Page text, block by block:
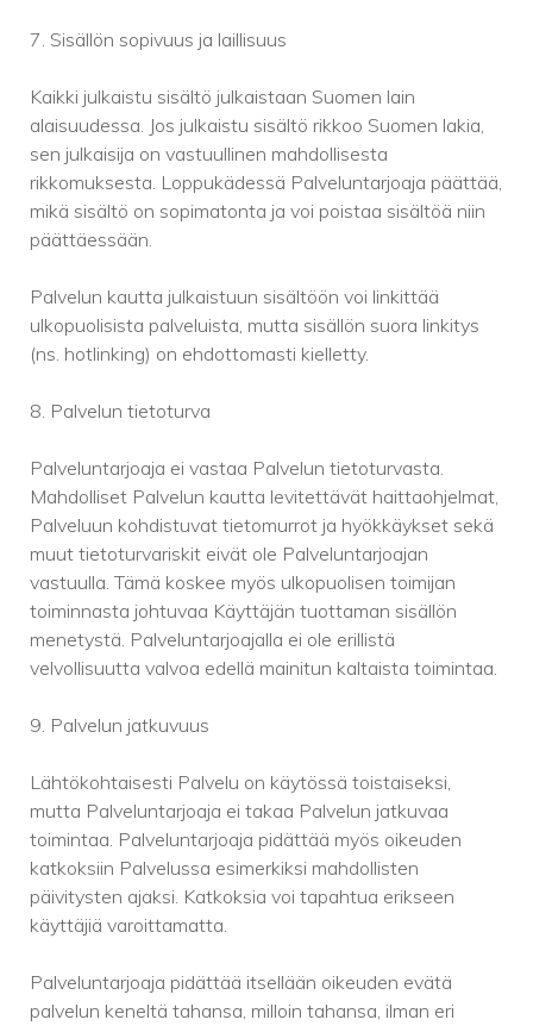
7. Sisällön sopivuus ja laillisuus
Kaikki julkaistu sisältö julkaistaan Suomen lain
alaisuudessa. Jos julkaistu sisältö rikkoo Suomen lakia,
sen julkaisija on vastuullinen mahdollisesta
rikkomuksesta. Loppukädessä Palveluntarjoaja päättää,
mikä sisältö on sopimatonta ja voi poistaa sisältöä niin
päättäessään.
Palvelun kautta julkaistuun sisältöön voi linkittää
ulkopuolisista palveluista, mutta sisällön suora linkitys
(ns. hotlinking) on ehdottomasti kielletty.
8. Palvelun tietoturva
Palveluntarjoaja ei vastaa Palvelun tietoturvasta.
Mahdolliset Palvelun kautta levitettävät haittaohjelmat,
Palveluun kohdistuvat tietomurrot ja hyökkäykset sekä
muut tietoturvariskit eivät ole Palveluntarjoajan
vastuulla. Tämä koskee myös ulkopuolisen toimijan
toiminnasta johtuvaa Käyttäjän tuottaman sisällön
menetystä. Palveluntarjoajalla ei ole erillistä
velvollisuutta valvoa edellä mainitun kaltaista toimintaa.
9. Palvelun jatkuvuus
Lähtökohtaisesti Palvelu on käytössä toistaiseksi,
mutta Palveluntarjoaja ei takaa Palvelun jatkuvaa
toimintaa. Palveluntarjoaja pidättää myös oikeuden
katkoksiin Palvelussa esimerkiksi mahdollisten
päivitysten ajaksi. Katkoksia voi tapahtua erikseen
käyttäjiä varoittamatta.
Palveluntarjoaja pidättää itsellään oikeuden evätä
palvelun keneltä tahansa, milloin tahansa, ilman eri